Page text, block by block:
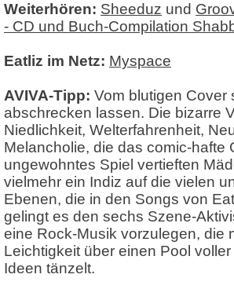
Weiterhören: Sheeduz und
- CD und Buch-Compilation
Eatliz im Netz: Myspace
AVIVA-Tipp: Vom blutigen Cover
abschrecken lassen. Die bizarre
Niedlichkeit, Welterfahrenheit,
Melancholie, die das comic-hafte
ungewohntes Spiel vertieften
vielmehr ein Indiz auf die vielen
Ebenen, die in den Songs von
gelingt es den sechs Szene-
eine Rock-Musik vorzulegen, die
Leichtigkeit über einen Pool
Ideen tänzelt.